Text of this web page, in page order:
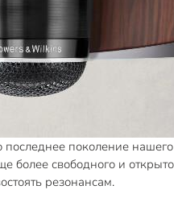
поколение
более свободного и
резонансам.